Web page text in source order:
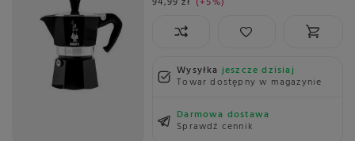
Wysyłkajeszcze dzisiaj
Towar dostępny w magazynie
Darmowa dostawa
Sprawdź cennik